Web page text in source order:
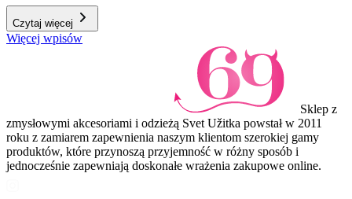
Czytaj więcej
Więcej wpisów
Sklep z
zmysłowymi akcesoriami i odzieżą Svet Užitka powstał w 2011
roku z zamiarem zapewnienia naszym klientom szerokiej gamy
produktów, które przynoszą przyjemność w różny sposób i
jednocześnie zapewniają doskonałe wrażenia zakupowe online.